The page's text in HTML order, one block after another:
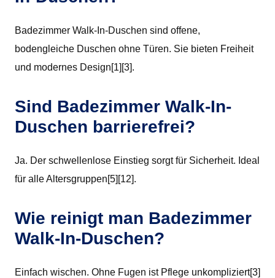
Badezimmer Walk-In-Duschen sind offene,
bodengleiche Duschen ohne Türen. Sie bieten Freiheit
und modernes Design[1][3].
Sind Badezimmer Walk-In-
Duschen barrierefrei?
Ja. Der schwellenlose Einstieg sorgt für Sicherheit. Ideal
für alle Altersgruppen[5][12].
Wie reinigt man Badezimmer
Walk-In-Duschen?
Einfach wischen. Ohne Fugen ist Pflege unkompliziert[3]